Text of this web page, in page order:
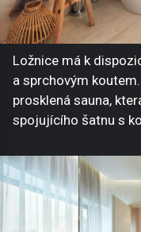
Ložnice má k
a sprchovým
prosklená sauna,
spojujícího šatnu s